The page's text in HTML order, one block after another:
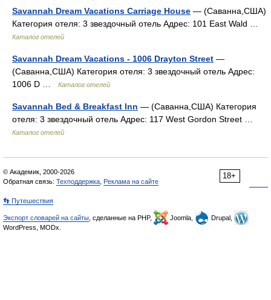
Savannah Dream Vacations Carriage House — (Саванна,США)
Категория отеля: 3 звездочный отель Адрес: 101 East Wald …
Каталог отелей
Savannah Dream Vacations - 1006 Drayton Street —
(Саванна,США) Категория отеля: 3 звездочный отель Адрес:
1006 D …
Каталог отелей
Savannah Bed & Breakfast Inn — (Саванна,США) Категория
отеля: 3 звездочный отель Адрес: 117 West Gordon Street …
Каталог отелей
18+
© Академик, 2000-2026
Обратная связь: Техподдержка, Реклама на сайте
👣 Путешествия
Экспорт словарей на сайты, сделанные на PHP, Joomla,
Drupal,
WordPress, MODx.